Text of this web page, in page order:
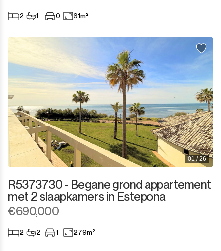
2 1 0 61m²
01 / 26
R5373730 - Begane grond appartement
met 2 slaapkamers in Estepona
€690,000
2 2 1 279m²